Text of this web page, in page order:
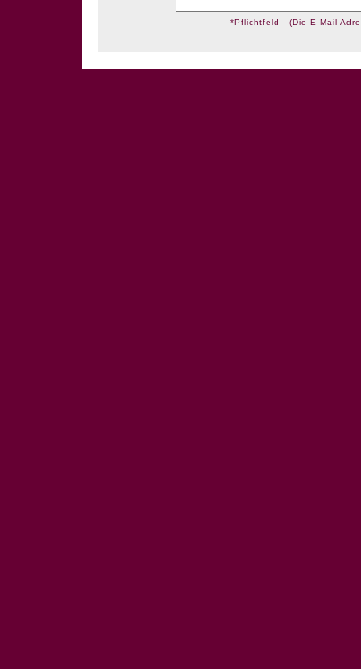
*Pflichtfeld - (Die E-Mail